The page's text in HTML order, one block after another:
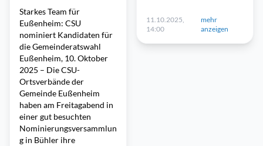
Starkes Team für
Eußenheim: CSU
nominiert Kandidaten für
die Gemeinderatswahl
Eußenheim, 10. Oktober
2025 – Die CSU-
Ortsverbände der
Gemeinde Eußenheim
haben am Freitagabend in
einer gut besuchten
Nominierungsversammlun
g in Bühler ihre
11.10.2025,
14:00
mehr
anzeigen